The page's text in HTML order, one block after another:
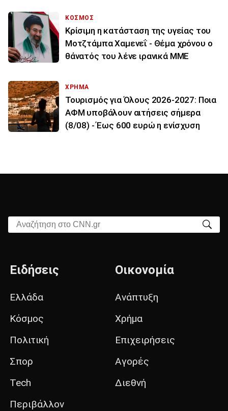
ΚΟΣΜΟΣ
Κρίσιμη η κατάσταση της υγείας του
Μοτζτάμπα Χαμενεΐ - Θέμα χρόνου ο
θάνατός του λένε ιρανικά ΜΜΕ
ΧΡΗΜΑ
Τουρισμός για Όλους 2026-2027: Ποια
ΑΦΜ υποβάλουν αιτήσεις σήμερα
(8/08) - Έως 600 ευρώ η ενίσχυση
Αναζήτηση στο CNN.gr
Ειδήσεις
Ελλάδα
Κόσμος
Πολιτική
Σπορ
Tech
Περιβάλλον
Οικονομία
Ανάπτυξη
Χρήμα
Επιχειρήσεις
Αγορές
Διεθνή